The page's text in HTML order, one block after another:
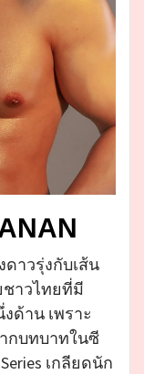
าวรุ่งกับเส้น
าวไทยที่มี
ด้าน เพราะ
กบทบาทในซี
เกลียดนัก